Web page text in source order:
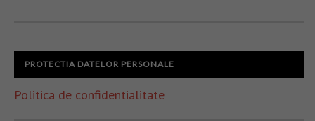
PROTECTIA DATELOR PERSONALE
Politica de confidentialitate